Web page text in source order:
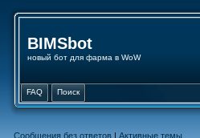
BIMSbot
новый бот для фарма в WoW
FAQ Поиск
Сообщения без ответов | Активные темы